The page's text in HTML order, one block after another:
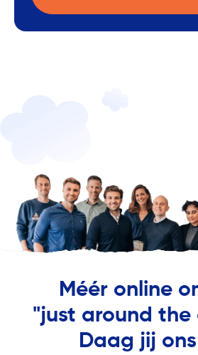
Méér online
"just around the
Daag jij